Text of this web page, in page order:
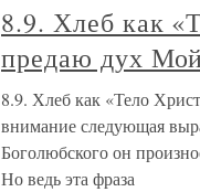
8.9. Хлеб как
предаю дух
8.9. Хлеб как «Тело
внимание следующая
Боголюбского он
Но ведь эта фраза